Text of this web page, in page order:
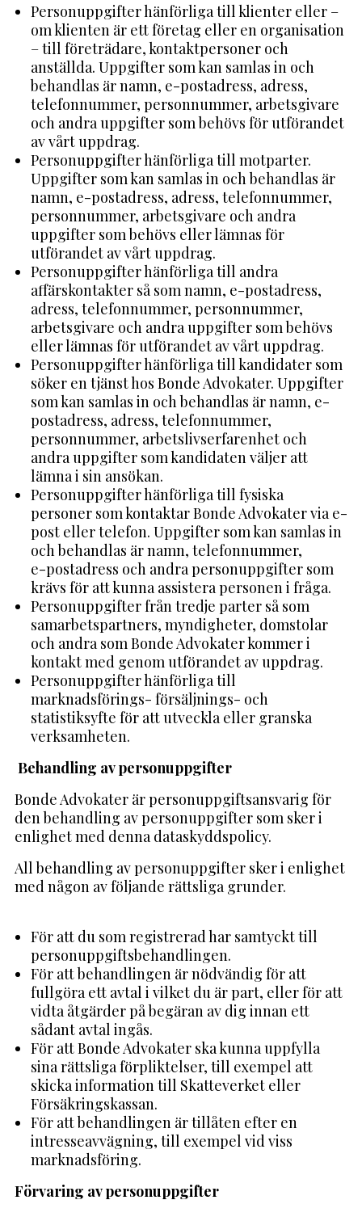
Personuppgifter hänförliga till klienter eller –
om klienten är ett företag eller en organisation
– till företrädare, kontaktpersoner och
anställda. Uppgifter som kan samlas in och
behandlas är namn, e-postadress, adress,
telefonnummer, personnummer, arbetsgivare
och andra uppgifter som behövs för utförandet
av vårt uppdrag.
Personuppgifter hänförliga till motparter.
Uppgifter som kan samlas in och behandlas är
namn, e-postadress, adress, telefonnummer,
personnummer, arbetsgivare och andra
uppgifter som behövs eller lämnas för
utförandet av vårt uppdrag.
Personuppgifter hänförliga till andra
affärskontakter så som namn, e-postadress,
adress, telefonnummer, personnummer,
arbetsgivare och andra uppgifter som behövs
eller lämnas för utförandet av vårt uppdrag.
Personuppgifter hänförliga till kandidater som
söker en tjänst hos Bonde Advokater. Uppgifter
som kan samlas in och behandlas är namn, e-
postadress, adress, telefonnummer,
personnummer, arbetslivserfarenhet och
andra uppgifter som kandidaten väljer att
lämna i sin ansökan.
Personuppgifter hänförliga till fysiska
personer som kontaktar Bonde Advokater via e-
post eller telefon. Uppgifter som kan samlas in
och behandlas är namn, telefonnummer,
e-postadress och andra personuppgifter som
krävs för att kunna assistera personen i fråga.
Personuppgifter från tredje parter så som
samarbetspartners, myndigheter, domstolar
och andra som Bonde Advokater kommer i
kontakt med genom utförandet av uppdrag.
Personuppgifter hänförliga till
marknadsförings- försäljnings- och
statistiksyfte för att utveckla eller granska
verksamheten.
Behandling av personuppgifter
Bonde Advokater är personuppgiftsansvarig för
den behandling av personuppgifter som sker i
enlighet med denna dataskyddspolicy.
All behandling av personuppgifter sker i enlighet
med någon av följande rättsliga grunder.
För att du som registrerad har samtyckt till
personuppgiftsbehandlingen.
För att behandlingen är nödvändig för att
fullgöra ett avtal i vilket du är part, eller för att
vidta åtgärder på begäran av dig innan ett
sådant avtal ingås.
För att Bonde Advokater ska kunna uppfylla
sina rättsliga förpliktelser, till exempel att
skicka information till Skatteverket eller
Försäkringskassan.
För att behandlingen är tillåten efter en
intresseavvägning, till exempel vid viss
marknadsföring.
Förvaring av personuppgifter